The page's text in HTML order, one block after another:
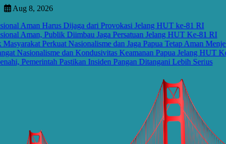
Skip
content
Aug 8, 2026
Aman Harus Dijaga dari Provokasi Jelang HUT ke-81 RI
Aman, Publik Diimbau Jaga Persatuan Jelang HUT Ke-81 RI
Perkuat Nasionalisme dan Jaga Papua Tetap Aman
Nasionalisme dan Kondusivitas Keamanan Papua Jelang HUT Ke-
Pemerintah Pastikan Insiden Pangan Ditangani Lebih Serius